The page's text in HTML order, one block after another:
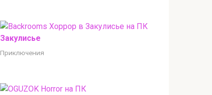
Закулисье
Приключения